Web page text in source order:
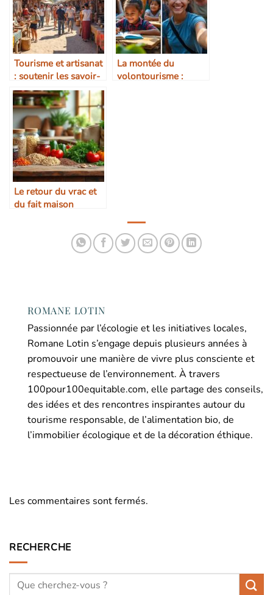
Tourisme et artisanat
: soutenir les savoir-
faire locaux
La montée du
volontourisme :
Le retour du vrac et
du fait maison
ROMANE LOTIN
Passionnée par l’écologie et les initiatives locales,
Romane Lotin s’engage depuis plusieurs années à
promouvoir une manière de vivre plus consciente et
respectueuse de l’environnement. À travers
100pour100equitable.com, elle partage des conseils,
des idées et des rencontres inspirantes autour du
tourisme responsable, de l’alimentation bio, de
l’immobilier écologique et de la décoration éthique.
Les commentaires sont fermés.
RECHERCHE